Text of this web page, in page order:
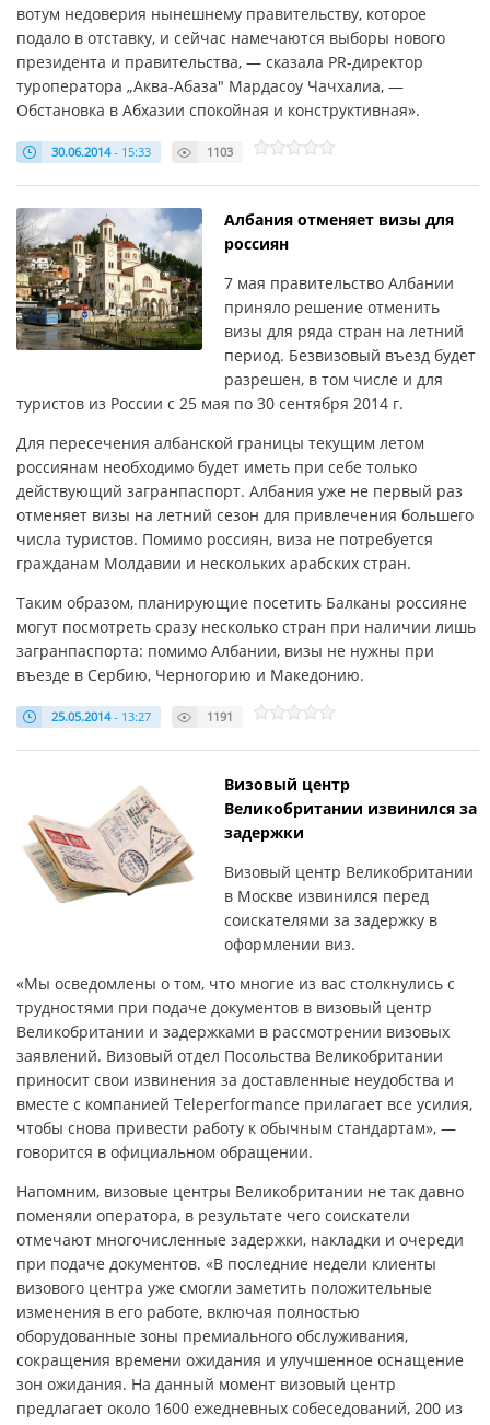
вотум недоверия нынешнему правительству, которое
подало в отставку, и сейчас намечаются выборы нового
президента и правительства, — сказала PR-директор
туроператора „Аква-Абаза" Мардасоу Чачхалиа, —
Обстановка в Абхазии спокойная и конструктивная».
30.06.2014- 15:33 1103
Албания отменяет визы для
россиян
7 мая правительство Албании
приняло решение отменить
визы для ряда стран на летний
период. Безвизовый въезд будет
разрешен, в том числе и для
туристов из России с 25 мая по 30 сентября 2014 г.
Для пересечения албанской границы текущим летом
россиянам необходимо будет иметь при себе только
действующий загранпаспорт. Албания уже не первый раз
отменяет визы на летний сезон для привлечения большего
числа туристов. Помимо россиян, виза не потребуется
гражданам Молдавии и нескольких арабских стран.
Таким образом, планирующие посетить Балканы россияне
могут посмотреть сразу несколько стран при наличии лишь
загранпаспорта: помимо Албании, визы не нужны при
въезде в Сербию, Черногорию и Македонию.
25.05.2014- 13:27 1191
Визовый центр
Великобритании извинился за
задержки
Визовый центр Великобритании
в Москве извинился перед
соискателями за задержку в
оформлении виз.
«Мы осведомлены о том, что многие из вас столкнулись с
трудностями при подаче документов в визовый центр
Великобритании и задержками в рассмотрении визовых
заявлений. Визовый отдел Посольства Великобритании
приносит свои извинения за доставленные неудобства и
вместе с компанией Teleperformance прилагает все усилия,
чтобы снова привести работу к обычным стандартам», —
говорится в официальном обращении.
Напомним, визовые центры Великобритании не так давно
поменяли оператора, в результате чего соискатели
отмечают многочисленные задержки, накладки и очереди
при подаче документов. «В последние недели клиенты
визового центра уже смогли заметить положительные
изменения в его работе, включая полностью
оборудованные зоны премиального обслуживания,
сокращения времени ожидания и улучшенное оснащение
зон ожидания. На данный момент визовый центр
предлагает около 1600 ежедневных собеседований, 200 из